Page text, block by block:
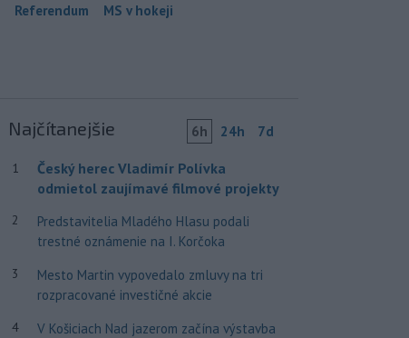
Referendum MS v hokeji
Najčítanejšie 6h 24h 7d
1
Český herec Vladimír Polívka
odmietol zaujímavé filmové projekty
2
Predstavitelia Mladého Hlasu podali
trestné oznámenie na I. Korčoka
3
Mesto Martin vypovedalo zmluvy na tri
rozpracované investičné akcie
4
V Košiciach Nad jazerom začína výstavba